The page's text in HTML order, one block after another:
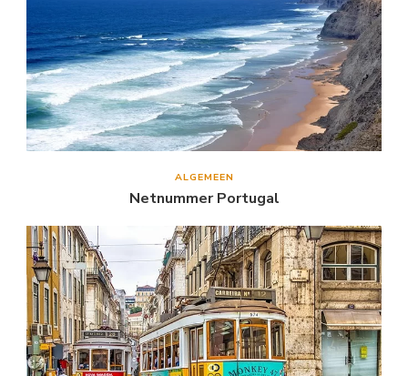
ALGEMEEN
Netnummer Portugal